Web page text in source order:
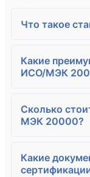
Что такое
Какие
ИСО/МЭК
Сколько
МЭК 20000?
Какие